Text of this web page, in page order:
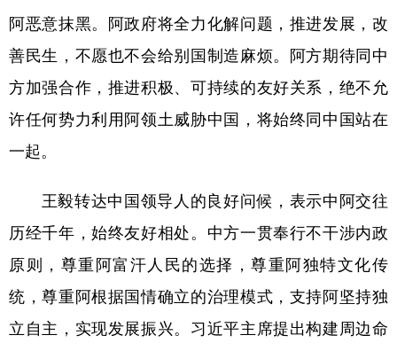
地方频道
北京 天津 河北 山西
山东 河南 湖北 湖南
陕西 甘肃 青海 宁夏
阿恶意抹黑。阿政府将全力化解问题，推进发展，改
善民生，不愿也不会给别国制造麻烦。阿方期待同中
方加强合作，推进积极、可持续的友好关系，绝不允
许任何势力利用阿领土威胁中国，将始终同中国站在
一起。
王毅转达中国领导人的良好问候，表示中阿交往
历经千年，始终友好相处。中方一贯奉行不干涉内政
原则，尊重阿富汗人民的选择，尊重阿独特文化传
统，尊重阿根据国情确立的治理模式，支持阿坚持独
立自主，实现发展振兴。习近平主席提出构建周边命